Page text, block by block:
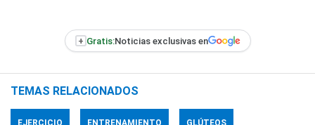
+ Gratis:Noticias exclusivas en
TEMAS RELACIONADOS
EJERCICIO ENTRENAMIENTO GLÚTEOS